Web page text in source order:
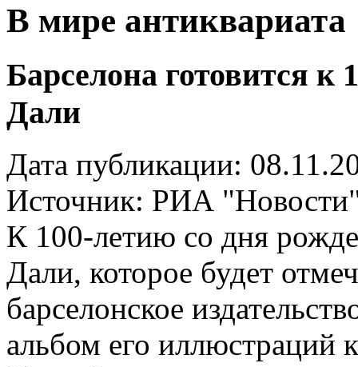
В мире антиквариата
Барселона готовится к
Дали
Дата публикации:
Источник: РИА
К 100-летию со дня
Дали, которое будет
барселонское
альбом его иллюстраций